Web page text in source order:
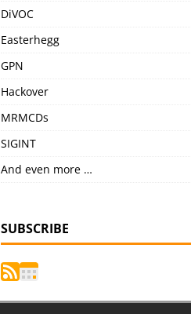
DiVOC
Easterhegg
GPN
Hackover
MRMCDs
SIGINT
And even more …
SUBSCRIBE